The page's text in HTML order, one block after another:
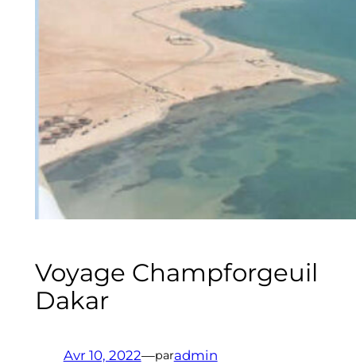
Voyage Champforgeuil
Dakar
Avr 10, 2022—paradmin